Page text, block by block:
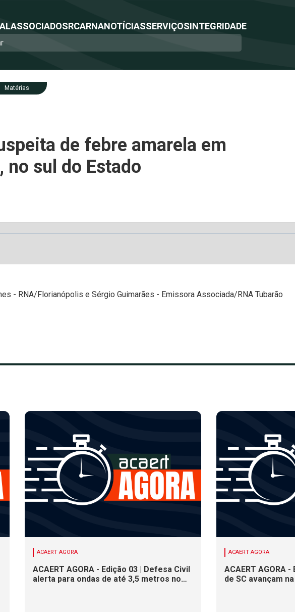
ASSOCIADOSRCARNANOTÍCIASSERVIÇOSINTEGRIDADE
Matérias
de febre amarela em
no sul do Estado
- RNA/Florianópolis e Sérgio Guimarães - Emissora Associada/RNA Tubarão
ACAERT AGORA
ACAERT AGORA - Edição 03 | Defesa Civil
alerta para ondas de até 3,5 metros no
ACAERT AGORA
ACAERT AGORA
de SC avançam